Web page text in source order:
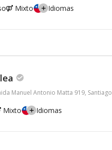
Mixto Idiomas
Manuel Antonio Matta 919, Santiago
Mixto Idiomas